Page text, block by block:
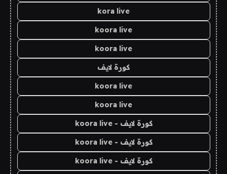
kora live
koora live
koora live
كورة لايف
koora live
koora live
كورة لايف - koora live
كورة لايف - koora live
كورة لايف - koora live